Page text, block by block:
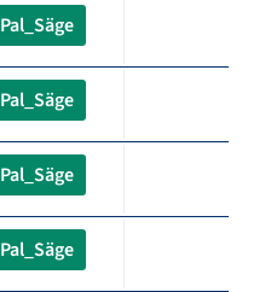
Pal_Säge
Pal_Säge
Pal_Säge
Pal_Säge